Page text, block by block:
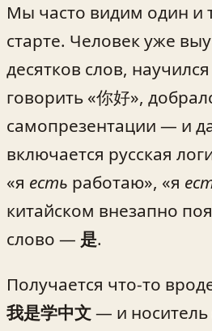
Мы часто видим один и
старте. Человек уже
десятков слов,
говорить «你好»,
самопрезентации — и
включается русская
«я есть работаю», «я
китайском внезапно
слово — 是.
Получается что-то
我是学中文— и носитель